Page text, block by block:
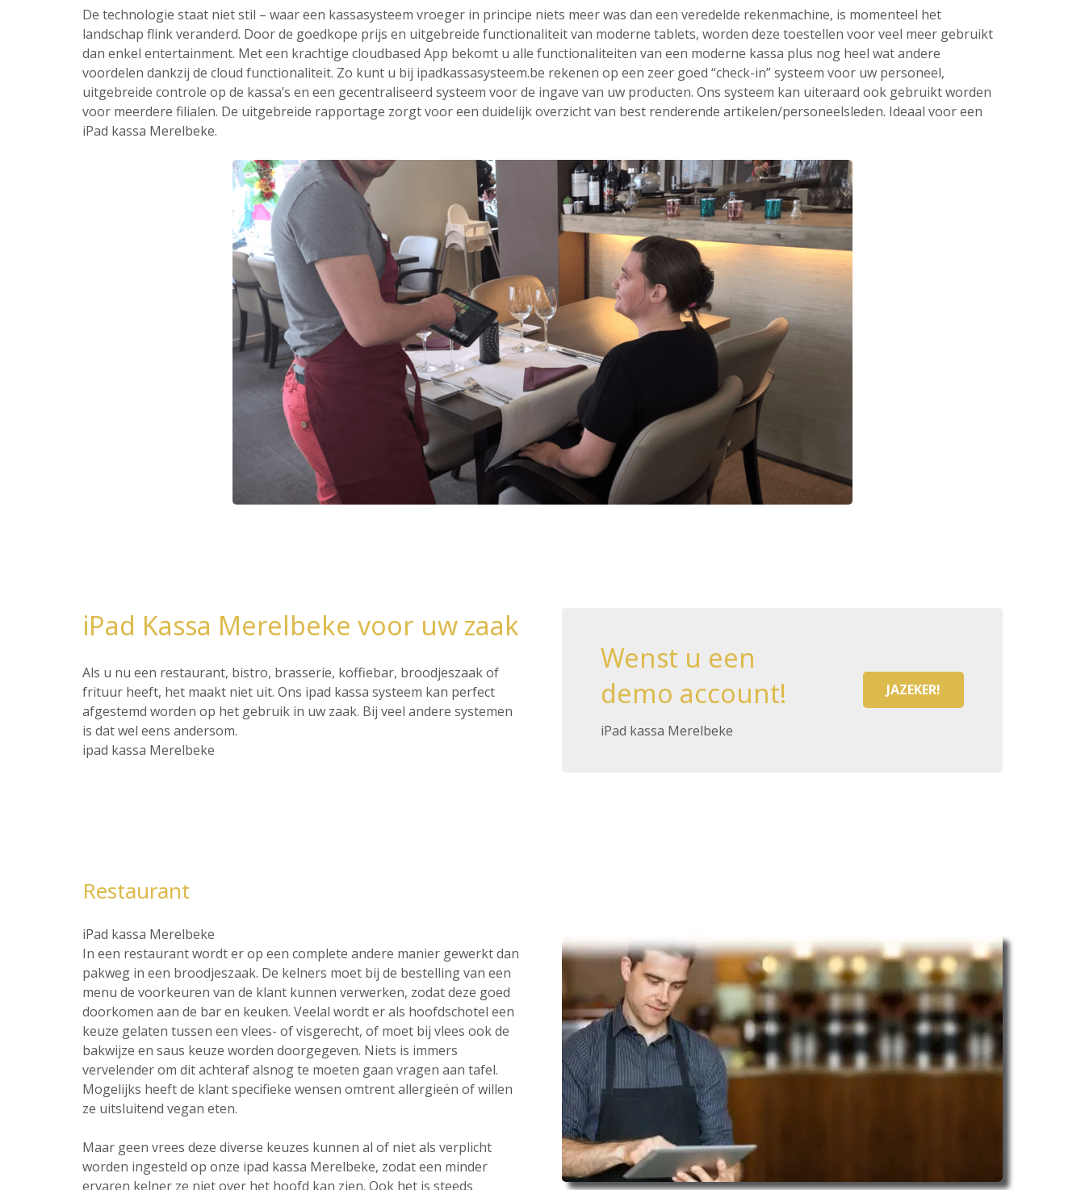
De technologie staat niet stil – waar een kassasysteem vroeger in principe niets meer was dan een veredelde rekenmachine, is momenteel het
landschap flink veranderd. Door de goedkope prijs en uitgebreide functionaliteit van moderne tablets, worden deze toestellen voor veel meer gebruikt
dan enkel entertainment. Met een krachtige cloudbased App bekomt u alle functionaliteiten van een moderne kassa plus nog heel wat andere
voordelen dankzij de cloud functionaliteit. Zo kunt u bij ipadkassasysteem.be rekenen op een zeer goed “check-in” systeem voor uw personeel,
uitgebreide controle op de kassa’s en een gecentraliseerd systeem voor de ingave van uw producten. Ons systeem kan uiteraard ook gebruikt worden
voor meerdere filialen. De uitgebreide rapportage zorgt voor een duidelijk overzicht van best renderende artikelen/personeelsleden. Ideaal voor een
iPad kassa Merelbeke.
iPad Kassa Merelbeke voor uw zaak
Als u nu een restaurant, bistro, brasserie, koffiebar, broodjeszaak of
frituur heeft, het maakt niet uit. Ons ipad kassa systeem kan perfect
afgestemd worden op het gebruik in uw zaak. Bij veel andere systemen
is dat wel eens andersom.
ipad kassa Merelbeke
Wenst u een
demo account!
iPad kassa Merelbeke
JAZEKER!
Restaurant
iPad kassa Merelbeke
In een restaurant wordt er op een complete andere manier gewerkt dan
pakweg in een broodjeszaak. De kelners moet bij de bestelling van een
menu de voorkeuren van de klant kunnen verwerken, zodat deze goed
doorkomen aan de bar en keuken. Veelal wordt er als hoofdschotel een
keuze gelaten tussen een vlees- of visgerecht, of moet bij vlees ook de
bakwijze en saus keuze worden doorgegeven. Niets is immers
vervelender om dit achteraf alsnog te moeten gaan vragen aan tafel.
Mogelijks heeft de klant specifieke wensen omtrent allergieën of willen
ze uitsluitend vegan eten.
Maar geen vrees deze diverse keuzes kunnen al of niet als verplicht
worden ingesteld op onze ipad kassa Merelbeke, zodat een minder
ervaren kelner ze niet over het hoofd kan zien. Ook het is steeds